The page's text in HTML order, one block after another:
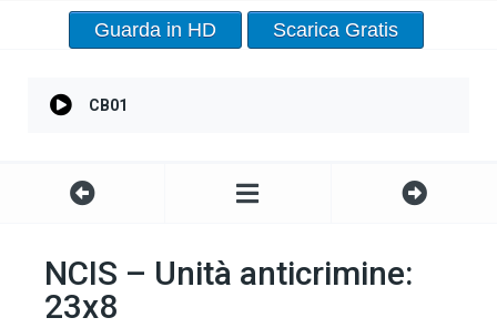
Guarda in HD Scarica Gratis
CB01
NCIS – Unità anticrimine:
23x8